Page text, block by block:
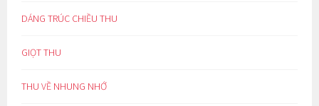
DÁNG TRÚC CHIỀU THU
GIỌT THU
THU VỀ NHUNG NHỚ